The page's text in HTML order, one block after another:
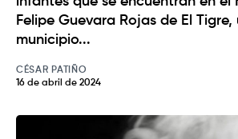
Felipe Guevara Rojas de El
municipio...
CÉSAR PATIÑO
16 de abril de 2024